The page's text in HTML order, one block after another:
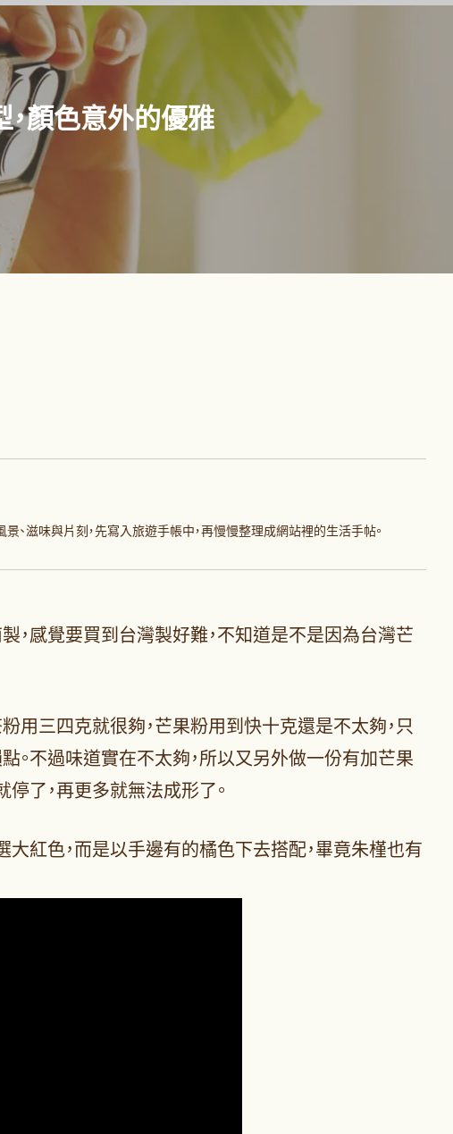
顏色意外的優雅
、滋味與片刻，先寫入旅遊手帳中，再慢慢整理成網站裡的生活手帖。
，感覺要買到台灣製好難，不知道是不是因為台灣芒
用三四克就很夠，芒果粉用到快十克還是不太夠，只
。不過味道實在不太夠，所以又另外做一份有加芒果
了，再更多就無法成形了。
紅色，而是以手邊有的橘色下去搭配，畢竟朱槿也有